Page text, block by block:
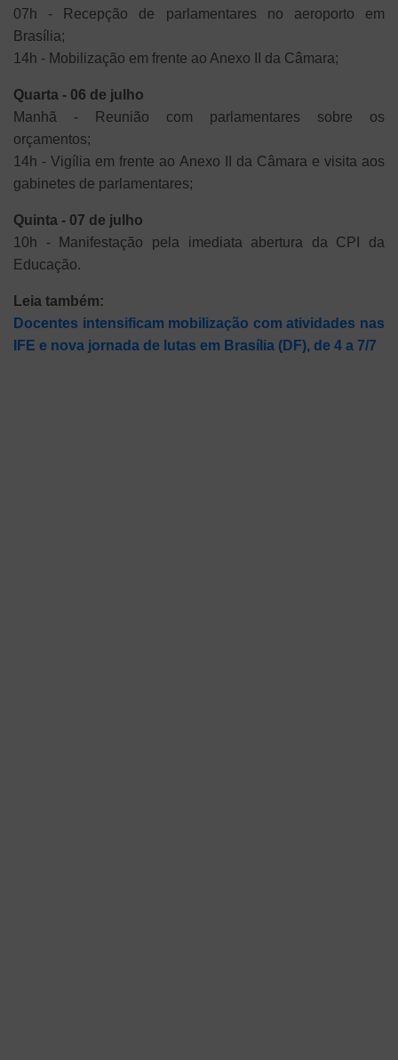
07h - Recepção de parlamentares no aeroporto em
Brasília;
14h - Mobilização em frente ao Anexo II da Câmara;
Quarta - 06 de julho
Manhã - Reunião com parlamentares sobre os
orçamentos;
14h - Vigília em frente ao Anexo II da Câmara e visita aos
gabinetes de parlamentares;
Quinta - 07 de julho
10h - Manifestação pela imediata abertura da CPI da
Educação.
Leia também:
Docentes intensificam mobilização com atividades nas
IFE e nova jornada de lutas em Brasília (DF), de 4 a 7/7